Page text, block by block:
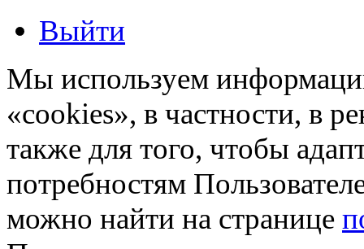
Выйти
Мы используем
«cookies», в частности, в
также для того, чтобы
потребностям
можно найти на странице